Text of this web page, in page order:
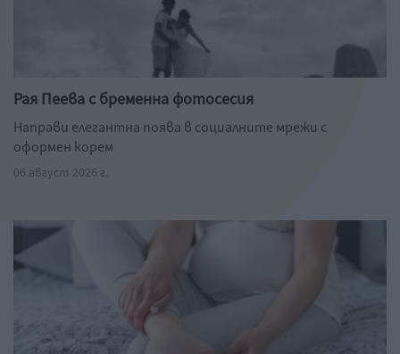
Рая Пеева с бременна фотосесия
Направи елегантна поява в социалните мрежи с
оформен корем
06 август 2026 г.